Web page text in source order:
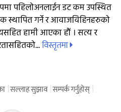
पहिलोअनलाईन डट कम उपस्थित
गर्ने र आवाजविहिनहरुको
हामी आएका हौं । सत्य र
विस्तृतमा
सल्लाह सुझाव सम्पर्क गर्नुहोस्